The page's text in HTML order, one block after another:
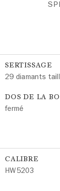
SERTISSAGE
29 diamants
DOS DE LA
fermé
CALIBRE
HW5203